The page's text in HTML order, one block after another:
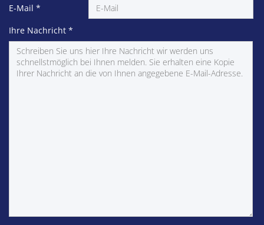
E-Mail *
Ihre Nachricht *